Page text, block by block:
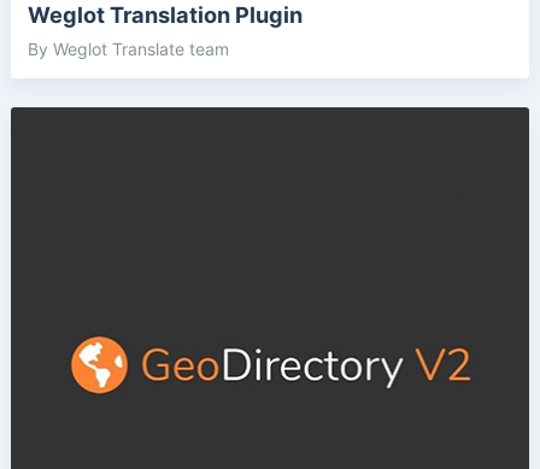
Weglot Translation Plugin
By Weglot Translate team